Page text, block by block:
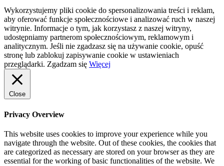
Wykorzystujemy pliki cookie do spersonalizowania treści i reklam,
aby oferować funkcje społecznościowe i analizować ruch w naszej
witrynie. Informacje o tym, jak korzystasz z naszej witryny,
udostępniamy partnerom społecznościowym, reklamowym i
analitycznym. Jeśli nie zgadzasz się na używanie cookie, opuść
stronę lub zablokuj zapisywanie cookie w ustawieniach
przeglądarki. Zgadzam się Więcej
Close
Privacy Overview
This website uses cookies to improve your experience while you
navigate through the website. Out of these cookies, the cookies that
are categorized as necessary are stored on your browser as they are
essential for the working of basic functionalities of the website. We